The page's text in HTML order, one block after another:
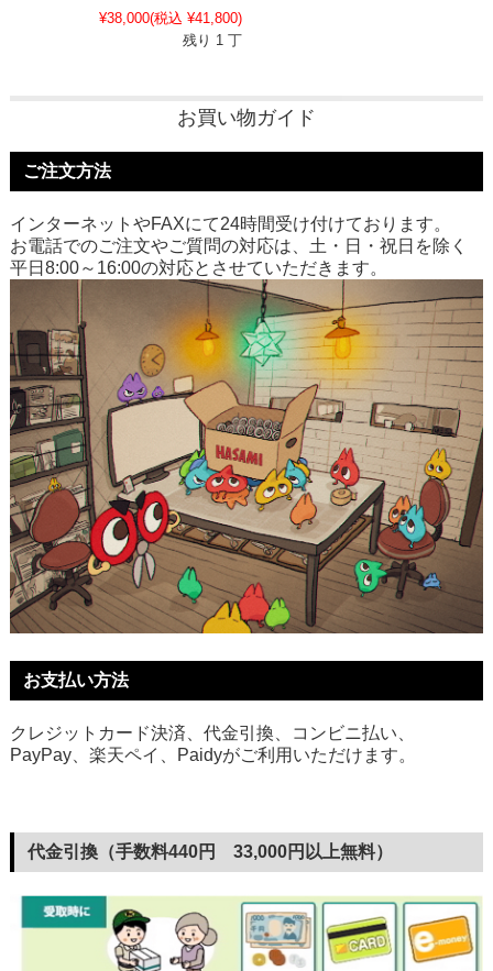
¥38,000(税込 ¥41,800)
残り 1 丁
お買い物ガイド
ご注文方法
インターネットやFAXにて24時間受け付けております。
お電話でのご注文やご質問の対応は、土・日・祝日を除く
平日8:00～16:00の対応とさせていただきます。
お支払い方法
クレジットカード決済、代金引換、コンビニ払い、
PayPay、楽天ペイ、Paidyがご利用いただけます。
代金引換（手数料440円 33,000円以上無料）